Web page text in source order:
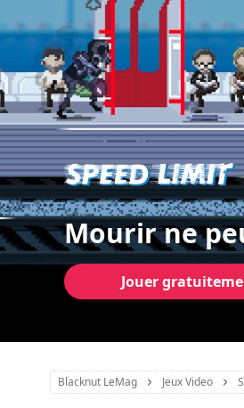
Mourir ne
Jouer
Blacknut LeMag Jeux Video